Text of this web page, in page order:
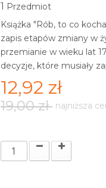
1 Przedmiot
Książka "Rób, to co
zapis etapów zmiany w
przemianie w wieku lat
decyzje, które musiały
12,92 zł
19,00 zł najniższa